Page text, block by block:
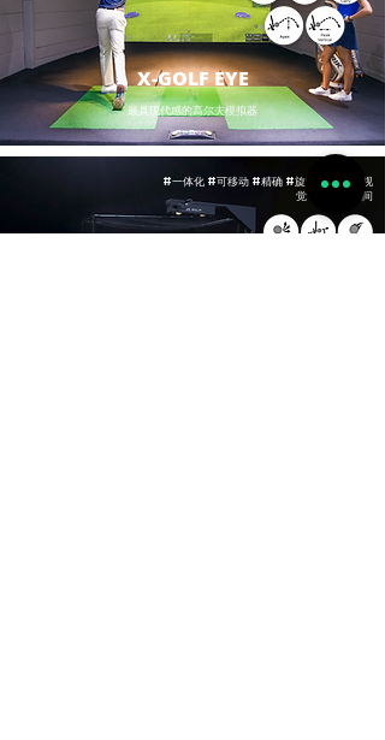
X-GOLF EYE
最具现代感的高尔夫模拟器
#一体化 #可移动 #精确 #旋转 #时尚 #视
觉 #最小的空间